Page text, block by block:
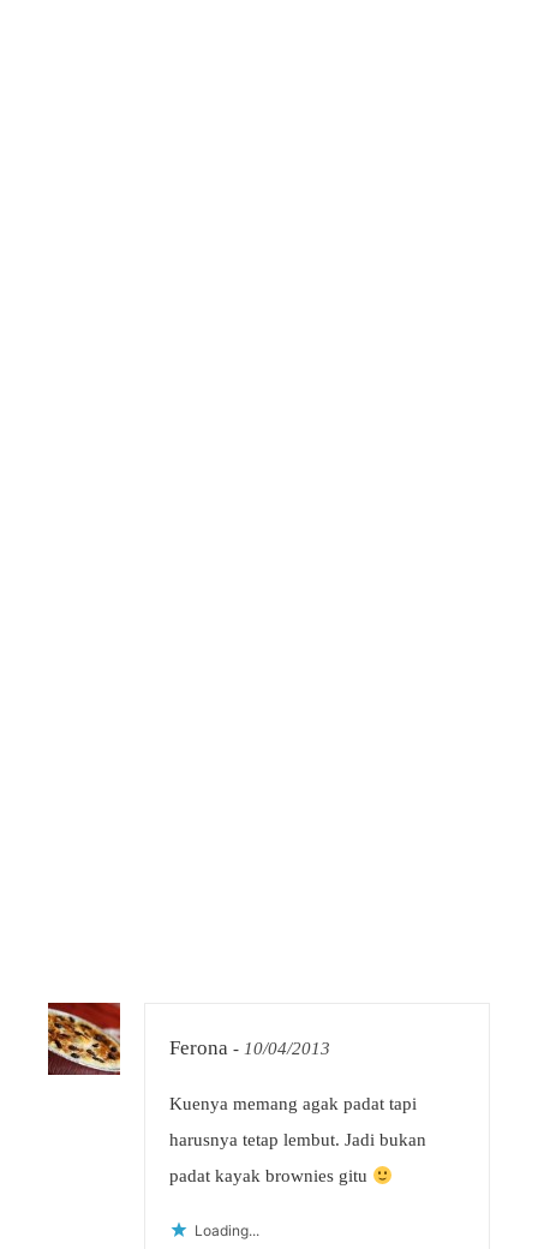
Ferona - 10/04/2013
Kuenya memang agak padat tapi
harusnya tetap lembut. Jadi bukan
padat kayak brownies gitu
Loading...